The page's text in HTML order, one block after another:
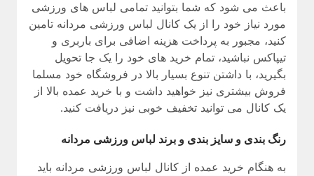
باعث می شود که شما بتوانید تمامی لباس های ورزشی
مورد نیاز خود را از یک کانال لباس ورزشی مردانه تامین
کنید، مجبور به پرداخت هزینه اضافی برای باربری و
تیپاکس نباشید، تمام خرید های خود را یک جا تحویل
بگیرید، با داشتن تنوع بسیار بالا در فروشگاه خود مسلما
فروش بیشتری نیز خواهید داشت و با خرید عمده بالا از
یک کانال می توانید تخفیف خوبی نیز دریافت کنید.
رنگ بندی و سایز بندی و برند لباس ورزشی مردانه
به هنگام خرید عمده از کانال لباس ورزشی مردانه باید